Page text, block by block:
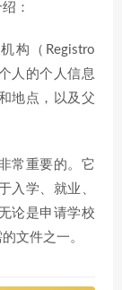
：
构（Registro
人的个人信息
地点，以及父
常重要的。它
入学、就业、
论是申请学校
文件之一。